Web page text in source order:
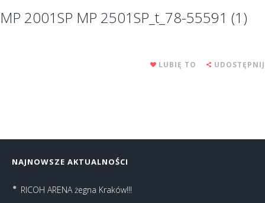
MP 2001SP MP 2501SP_t_78-55591 (1)
LUBIĘ TO UDOSTĘPNIJ
NAJNOWSZE AKTUALNOŚCI
RICOH ARENA żegna Kraków!!!